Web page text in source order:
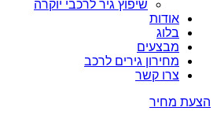
שיפוץ גיר לרכבי יוקרה
אודות
בלוג
מבצעים
מחירון גירים לרכב
צרו קשר
הצעת מחיר